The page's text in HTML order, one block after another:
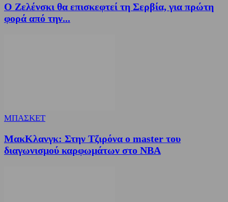
Ο Ζελένσκι θα επισκεφτεί τη Σερβία, για πρώτη
φορά από την...
ΜΠΑΣΚΕΤ
ΜακΚλανγκ: Στην Τζιρόνα ο master του
διαγωνισμού καρφωμάτων στο ΝΒΑ